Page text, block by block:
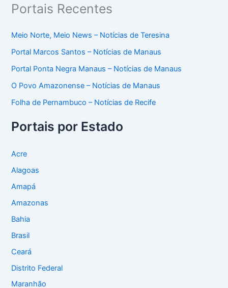
Portais Recentes
Meio Norte, Meio News – Notícias de Teresina
Portal Marcos Santos – Notícias de Manaus
Portal Ponta Negra Manaus – Notícias de Manaus
O Povo Amazonense – Notícias de Manaus
Folha de Pernambuco – Notícias de Recife
Portais por Estado
Acre
Alagoas
Amapá
Amazonas
Bahia
Brasil
Ceará
Distrito Federal
Maranhão